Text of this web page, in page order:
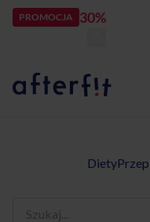
PROMOCJA 30%
Catering
Diety